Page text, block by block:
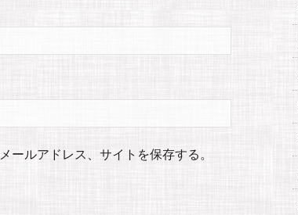
ルアドレス、サイトを保存する。